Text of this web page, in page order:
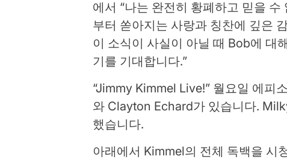
에서 “나는 완전히 황폐하고 믿을
부터 쏟아지는 사랑과 칭찬에 깊은
이 소식이 사실이 아닐 때 Bob에 대
기를 기대합니다.”
“Jimmy Kimmel Live!” 월요일 에피
와 Clayton Echard가 있습니다.
했습니다.
아래에서 Kimmel의 전체 독백을 시